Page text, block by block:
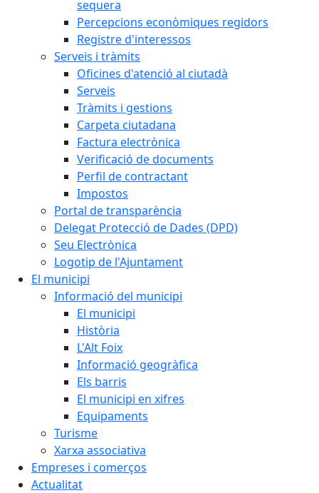
sequera
Percepcions econòmiques regidors
Registre d'interessos
Serveis i tràmits
Oficines d'atenció al ciutadà
Serveis
Tràmits i gestions
Carpeta ciutadana
Factura electrònica
Verificació de documents
Perfil de contractant
Impostos
Portal de transparència
Delegat Protecció de Dades (DPD)
Seu Electrònica
Logotip de l'Ajuntament
El municipi
Informació del municipi
El municipi
Història
L'Alt Foix
Informació geogràfica
Els barris
El municipi en xifres
Equipaments
Turisme
Xarxa associativa
Empreses i comerços
Actualitat